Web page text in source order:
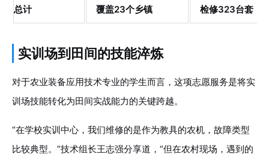
总计 覆盖23个乡镇 检修323台套
实训场到田间的技能淬炼
对于农业装备应用技术专业的学生而言，这项志愿服务是将实
训场技能转化为田间实战能力的关键跨越。
“在学校实训中心，我们维修的是作为教具的农机，故障类型
比较典型。”技术组长王志强分享道，“但在农村现场，遇到的